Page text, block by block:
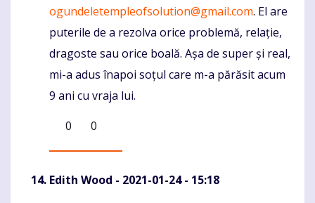
ogundeletempleofsolution@gmail.com. El are
puterile de a rezolva orice problemă, relație,
dragoste sau orice boală. Așa de super și real,
mi-a adus înapoi soțul care m-a părăsit acum
9 ani cu vraja lui.
0
0
Edith Wood - 2021-01-24 - 15:18